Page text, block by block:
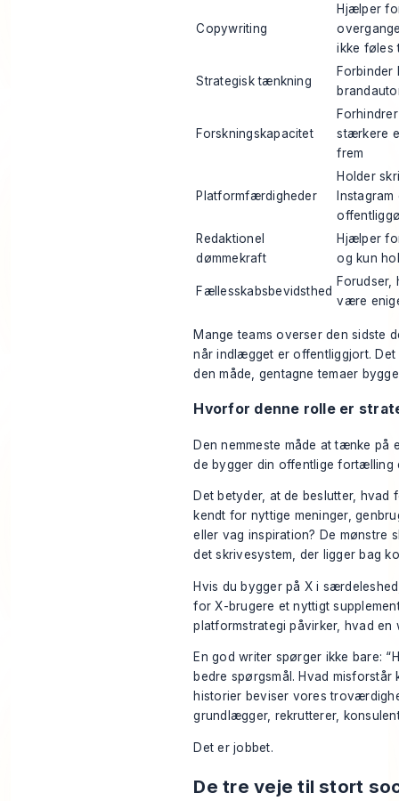
Copywriting
Hjælper
ikke føles
Strategisk tænkning
Forbinder
Forskningskapacitet
stærkere
frem
Platformfærdigheder
Holder
Redaktionel
dømmekraft
Hjælper
og kun
Fællesskabsbevidsthed
Forudser,
være
Mange teams overser den sidste
når indlægget er offentliggjort.
den måde, gentagne temaer
Hvorfor denne rolle er
Den nemmeste måde at tænke på
de bygger din offentlige fortælling
Det betyder, at de beslutter, hvad
kendt for nyttige meninger,
eller vag inspiration? De mønstre
det skrivesystem, der ligger bag
Hvis du bygger på X i
for X-brugere et nyttigt
platformstrategi påvirker, hvad
En god writer spørger ikke bare:
bedre spørgsmål. Hvad
historier beviser vores
grundlægger, rekrutterer,
Det er jobbet.
De tre veje til stort